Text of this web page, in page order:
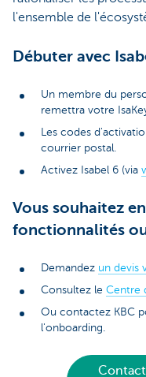
l'ensemble de
Débuter avec
Un membre du
remettra votre
Les codes
courrier postal.
Activez Isabel 6 (via
Vous souhaitez
fonctionnalités
Demandez un devis
Consultez le Centre
Ou contactez KBC
l'onboarding.